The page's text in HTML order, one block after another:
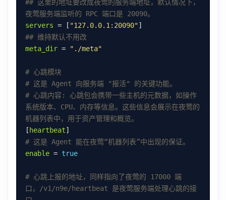
## 这里的地址要改成夜莺的服务端地址，默认情况下，
夜莺服务端监听的 RPC 端口是 20090。
servers = [ "127.0.0.1:20090"
## 维持默认不用改
meta_dir = "./meta"
# 心跳模块
# 这是 Agent 向服务端 "报活" 的关键功能。
# 心跳内容: 心跳包会携带一些主机的元数据，如操作
系统版本、CPU、内存等信息。这些信息会展示在夜莺的
机器列表中，用于资产管理和概览。
[ heartbeat
# 这是 Agent 能在夜莺“机器列表”中出现的保证。
enable = true
# 心跳上报的地址，同样指向了夜莺的 17000 端
口，/v1/n9e/heartbeat 是夜莺服务端处理心跳的接